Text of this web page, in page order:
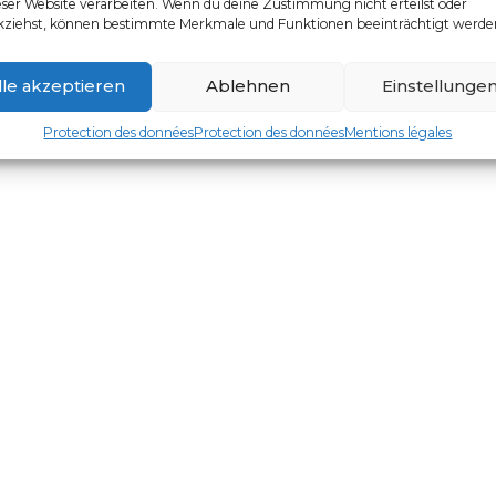
Website verarbeiten. Wenn du deine Zustimmung nicht erteilst oder
können bestimmte Merkmale und Funktionen beeinträchtigt
akzeptieren Ablehnen
Protection des donnéesProtection des donnéesMentions légales
PRODUITS SIMILAIRES